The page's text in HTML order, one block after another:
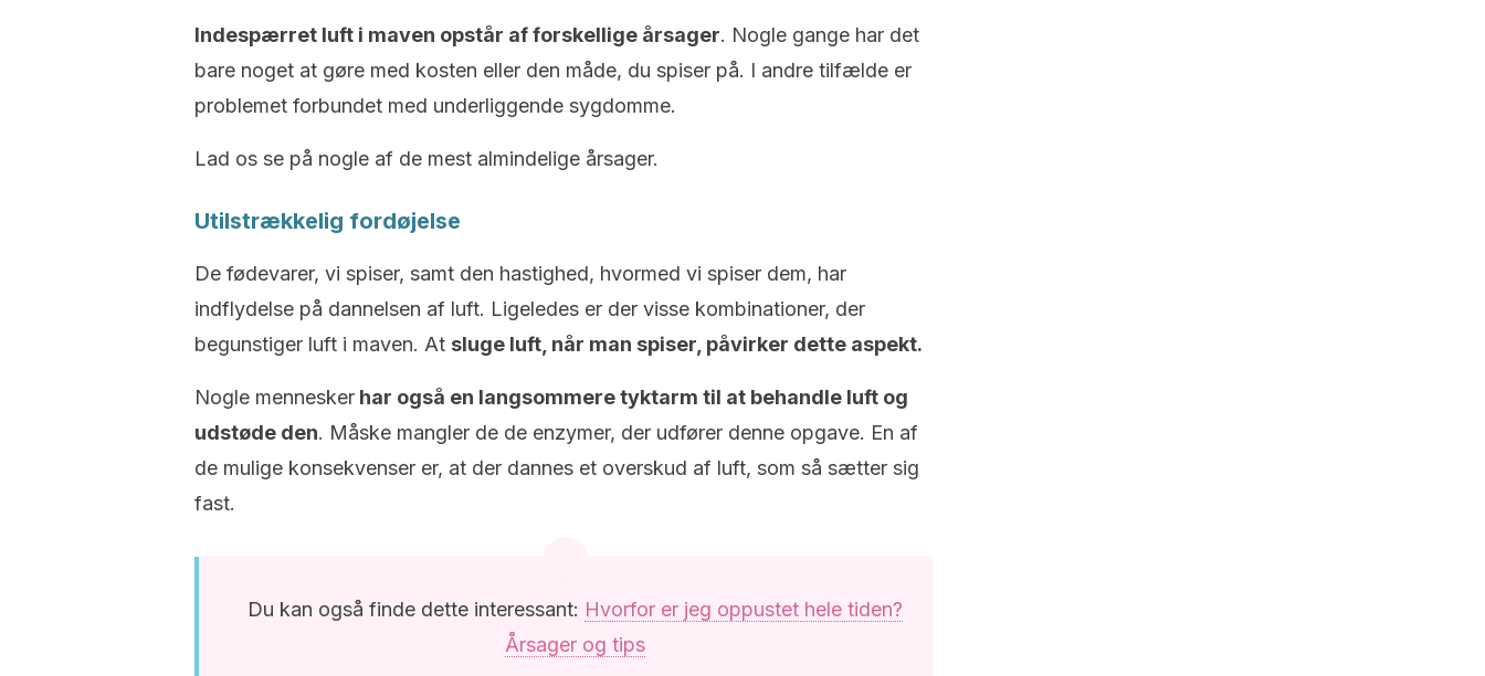
Indespærret luft i maven opstår af forskellige årsager. Nogle gange har det
bare noget at gøre med kosten eller den måde, du spiser på. I andre tilfælde er
problemet forbundet med underliggende sygdomme.
Lad os se på nogle af de mest almindelige årsager.
Utilstrækkelig fordøjelse
De fødevarer, vi spiser, samt den hastighed, hvormed vi spiser dem, har
indflydelse på dannelsen af luft. Ligeledes er der visse kombinationer, der
begunstiger luft i maven. At sluge luft, når man spiser, påvirker dette aspekt.
Nogle mennesker har også en langsommere tyktarm til at behandle luft og
udstøde den. Måske mangler de de enzymer, der udfører denne opgave. En af
de mulige konsekvenser er, at der dannes et overskud af luft, som så sætter sig
fast.
Du kan også finde dette interessant: Hvorfor er jeg oppustet hele tiden?
Årsager og tips